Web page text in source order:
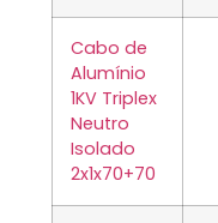
Cabo de
Alumínio
1KV Triplex
Neutro
Isolado
2x1x70+70